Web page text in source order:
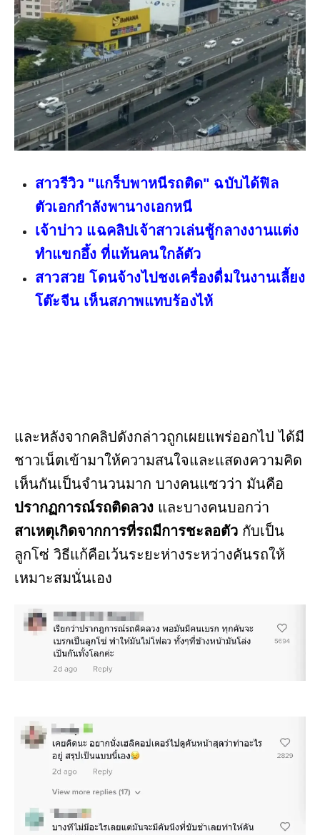
สาวรีวิว "แกร็บพาหนีรถติด" ฉบับได้ฟิล
ตัวเอกกำลังพานางเอกหนี
เจ้าบ่าว แฉคลิปเจ้าสาวเล่นชู้กลางงานแต่ง
ทำแขกอึ้ง ที่แท้นคนใกล้ตัว
สาวสวย โดนจ้างไปชงเครื่องดื่มในงานเลี้ยง
โต๊ะจีน เห็นสภาพแทบร้องไห้
และหลังจากคลิปดังกล่าวถูกเผยแพร่ออกไป ได้มี
ชาวเน็ตเข้ามาให้ความสนใจและแสดงความคิด
เห็นกันเป็นจำนวนมาก บางคนแซวว่า มันคือ
ปรากฏการณ์รถติดลวง และบางคนบอกว่า
สาเหตุเกิดจากการที่รถมีการชะลอตัว กับเป็น
ลูกโซ่ วิธีแก้คือเว้นระยะห่างระหว่างคันรถให้
เหมาะสมนั่นเอง